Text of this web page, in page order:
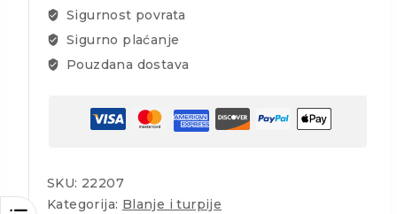
Sigurnost povrata
Sigurno plaćanje
Pouzdana dostava
SKU: 22207
Kategorija: Blanje i turpije